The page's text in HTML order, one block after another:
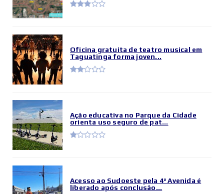
Oficina gratuita de teatro musical em
Taguatinga forma joven...
Ação educativa no Parque da Cidade
orienta uso seguro de pat...
Acesso ao Sudoeste pela 4ª Avenida é
liberado após conclusão...